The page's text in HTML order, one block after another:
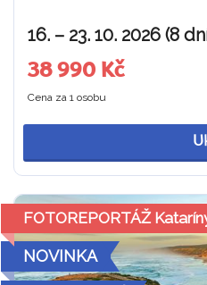
16. – 23. 10. 2026 (8
38 990 Kč
Cena za 1 osobu
FOTOREPORTÁŽ
NOVINKA